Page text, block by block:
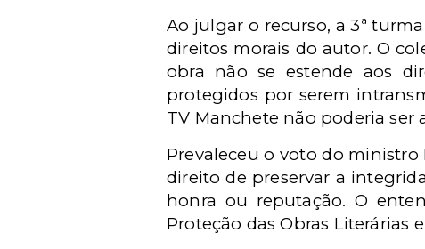
Ao julgar o recurso, a 3ª
direitos morais do autor. O
obra não se estende aos
protegidos por serem
TV Manchete não poderia ser
Prevaleceu o voto do ministro
direito de preservar a
honra ou reputação. O
Proteção das Obras Literárias